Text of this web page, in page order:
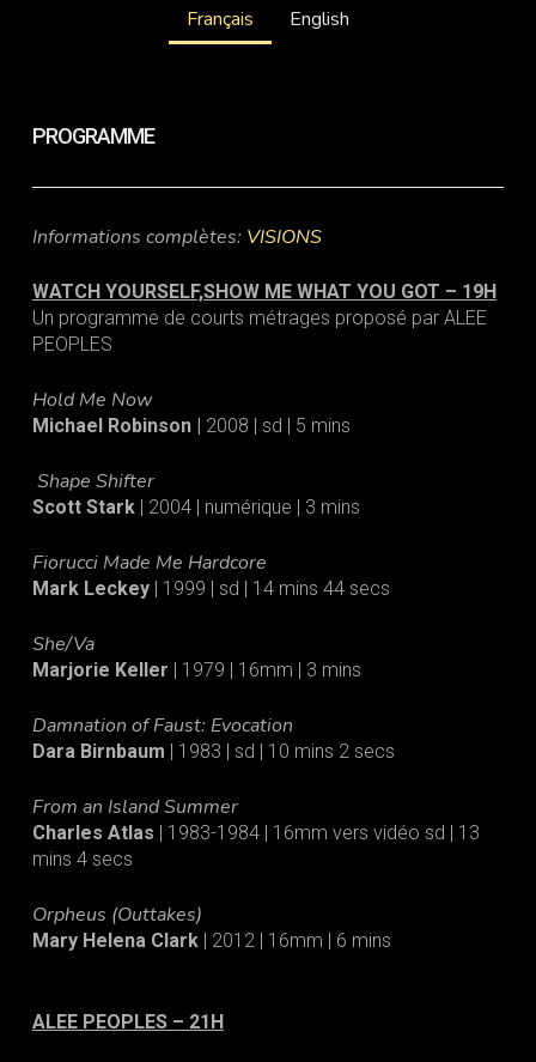
Français English
PROGRAMME
Informations complètes: VISIONS
WATCH YOURSELF,SHOW ME WHAT YOU GOT – 19H
Un programme de courts métrages proposé par ALEE
PEOPLES
Hold Me Now
Michael Robinson | 2008 | sd | 5 mins
Shape Shifter
Scott Stark | 2004 | numérique | 3 mins
Fiorucci Made Me Hardcore
Mark Leckey | 1999 | sd | 14 mins 44 secs
She/Va
Marjorie Keller | 1979 | 16mm | 3 mins
Damnation of Faust: Evocation
Dara Birnbaum | 1983 | sd | 10 mins 2 secs
From an Island Summer
Charles Atlas | 1983-1984 | 16mm vers vidéo sd | 13
mins 4 secs
Orpheus (Outtakes)
Mary Helena Clark | 2012 | 16mm | 6 mins
ALEE PEOPLES – 21H